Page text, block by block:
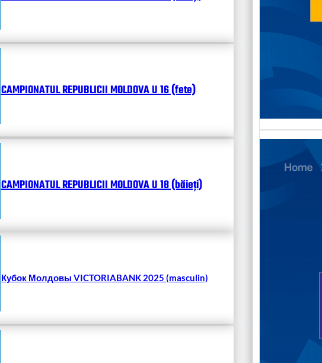
CAMPIONATUL REPUBLICII MOLDOVA U 16 (fete)
CAMPIONATUL REPUBLICII MOLDOVA U 18 (băieți)
Кубок Молдовы VICTORIABANK 2025 (masculin)